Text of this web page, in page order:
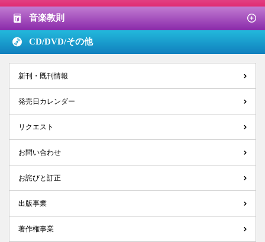
音楽教則
CD/DVD/その他
新刊・既刊情報
発売日カレンダー
リクエスト
お問い合わせ
お詫びと訂正
出版事業
著作権事業